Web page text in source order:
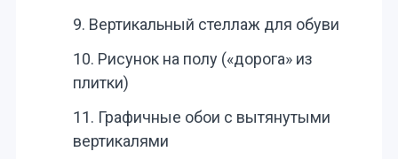
9. Вертикальный стеллаж для обуви
10. Рисунок на полу («дорога» из
плитки)
11. Графичные обои с вытянутыми
вертикалями